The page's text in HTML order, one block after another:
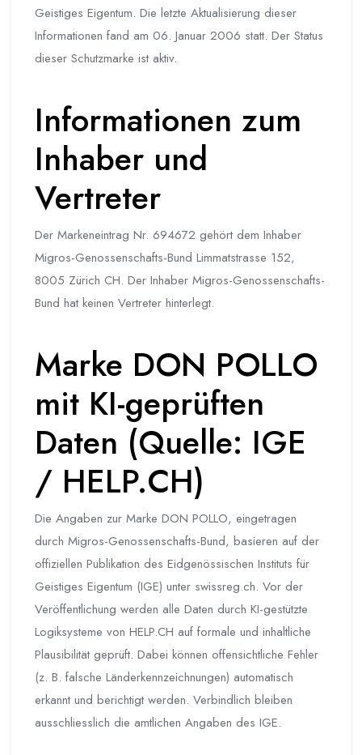
Geistiges Eigentum. Die letzte Aktualisierung dieser
Informationen fand am 06. Januar 2006 statt. Der Status
dieser Schutzmarke ist aktiv.
Informationen zum
Inhaber und
Vertreter
Der Markeneintrag Nr. 694672 gehört dem Inhaber
Migros-Genossenschafts-Bund Limmatstrasse 152,
8005 Zürich CH. Der Inhaber Migros-Genossenschafts-
Bund hat keinen Vertreter hinterlegt.
Marke DON POLLO
mit KI-geprüften
Daten (Quelle: IGE
/ HELP.CH)
Die Angaben zur Marke DON POLLO, eingetragen
durch Migros-Genossenschafts-Bund, basieren auf der
offiziellen Publikation des Eidgenössischen Instituts für
Geistiges Eigentum (IGE) unter swissreg.ch. Vor der
Veröffentlichung werden alle Daten durch KI-gestützte
Logiksysteme von HELP.CH auf formale und inhaltliche
Plausibilität geprüft. Dabei können offensichtliche Fehler
(z. B. falsche Länderkennzeichnungen) automatisch
erkannt und berichtigt werden. Verbindlich bleiben
ausschliesslich die amtlichen Angaben des IGE.